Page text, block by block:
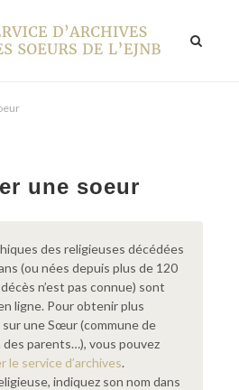
une soeur
des religieuses décédées
(ou nées depuis plus de 120
n’est pas connue) sont
ligne. Pour obtenir plus
une Sœur (commune de
des parents…), vous pouvez
le service d’archives.
indiquez son nom dans